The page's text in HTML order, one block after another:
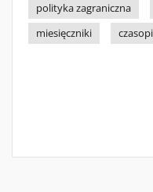
polityka zagraniczna
miesięczniki